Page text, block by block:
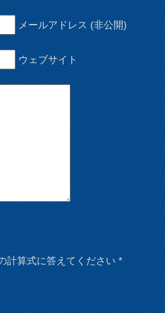
メールアドレス (非公開)
ウェブサイト
計算式に答えてください*